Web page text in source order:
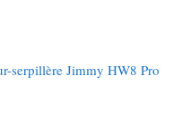
serpillère Jimmy HW8 Pro